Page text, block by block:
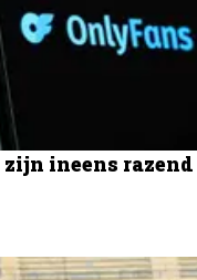
zijn ineens